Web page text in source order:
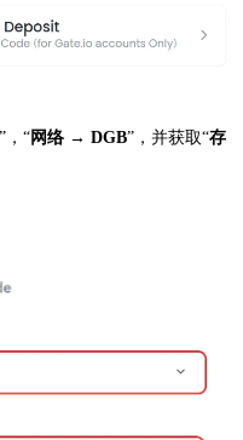
”，“网络 → DGB”，并获取“存